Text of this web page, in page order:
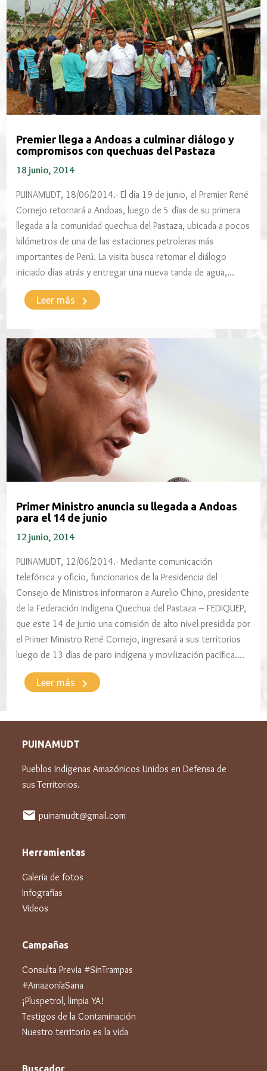
Premier llega a Andoas a culminar diálogo y
compromisos con quechuas del Pastaza
18 junio, 2014
PUINAMUDT, 18/06/2014.- El día 19 de junio, el Premier René
Cornejo retornará a Andoas, luego de 5 días de su primera
llegada a la comunidad quechua del Pastaza, ubicada a pocos
kilómetros de una de las estaciones petroleras más
importantes de Perú. La visita busca retomar el diálogo
iniciado días atrás y entregar una nueva tanda de agua,…
Leer más keyboard_arrow_right
Primer Ministro anuncia su llegada a Andoas
para el 14 de junio
12 junio, 2014
PUINAMUDT, 12/06/2014.- Mediante comunicación
telefónica y oficio, funcionarios de la Presidencia del
Consejo de Ministros informaron a Aurelio Chino, presidente
de la Federación Indígena Quechua del Pastaza – FEDIQUEP,
que este 14 de junio una comisión de alto nivel presidida por
el Primer Ministro René Cornejo, ingresará a sus territorios
luego de 13 días de paro indígena y movilización pacífica….
Leer más keyboard_arrow_right
PUINAMUDT
Pueblos Indígenas Amazónicos Unidos en Defensa de
sus Territorios.
mail puinamudt@gmail.com
Herramientas
Galería de fotos
Infografías
Videos
Campañas
Consulta Previa #SinTrampas
#AmazoníaSana
¡Pluspetrol, limpia YA!
Testigos de la Contaminación
Nuestro territorio es la vida
Buscador